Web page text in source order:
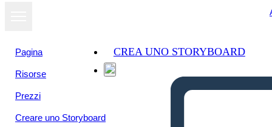
Pagina
Risorse
Prezzi
Creare uno Storyboard
CREA UNO STORYBOARD